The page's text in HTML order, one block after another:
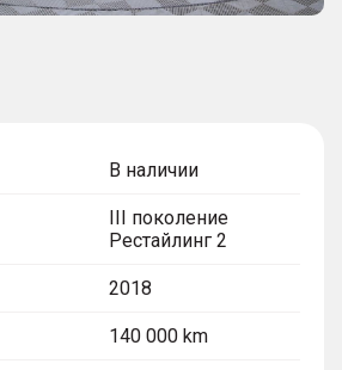
В наличии
III поколение
Рестайлинг 2
2018
140 000 km